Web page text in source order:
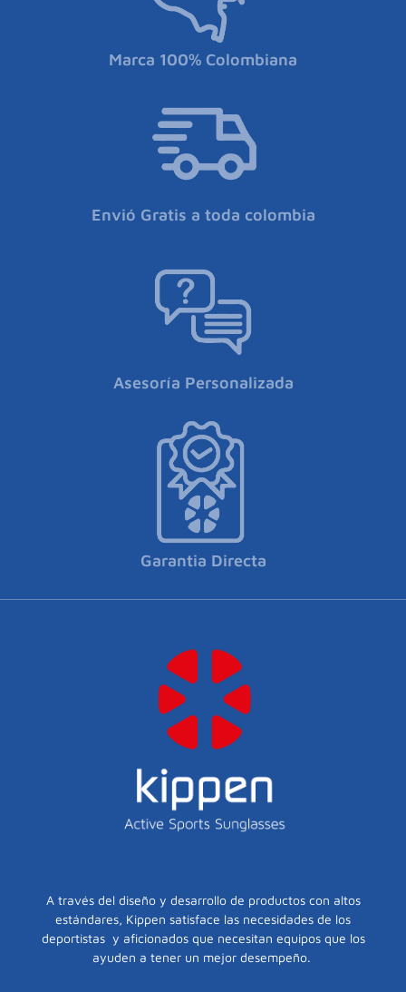
Marca 100% Colombiana
Envió Gratis a toda colombia
Asesoría Personalizada
Garantia Directa
A través del diseño y desarrollo de productos con altos
estándares, Kippen satisface las necesidades de los
deportistas y aficionados que necesitan equipos que los
ayuden a tener un mejor desempeño.